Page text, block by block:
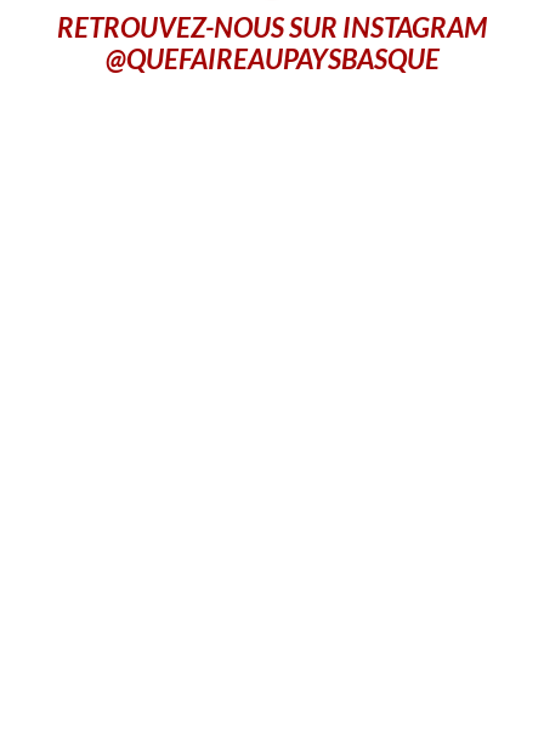
RETROUVEZ-NOUS SUR INSTAGRAM
@QUEFAIREAUPAYSBASQUE